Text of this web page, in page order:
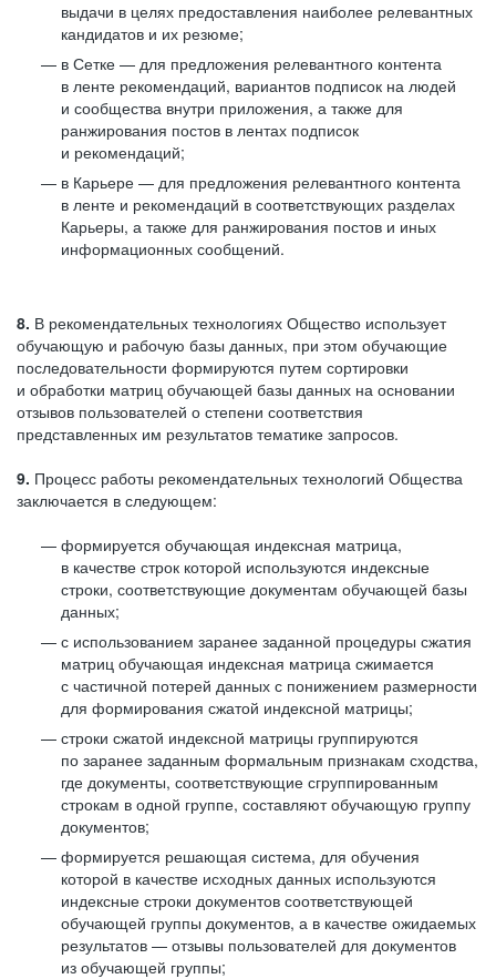
выдачи в целях предоставления наиболее релевантных
кандидатов и их резюме;
в Сетке — для предложения релевантного контента
в ленте рекомендаций, вариантов подписок на людей
и сообщества внутри приложения, а также для
ранжирования постов в лентах подписок
и рекомендаций;
в Карьере — для предложения релевантного контента
в ленте и рекомендаций в соответствующих разделах
Карьеры, а также для ранжирования постов и иных
информационных сообщений.
8. В рекомендательных технологиях Общество использует
обучающую и рабочую базы данных, при этом обучающие
последовательности формируются путем сортировки
и обработки матриц обучающей базы данных на основании
отзывов пользователей о степени соответствия
представленных им результатов тематике запросов.
9. Процесс работы рекомендательных технологий Общества
заключается в следующем:
формируется обучающая индексная матрица,
в качестве строк которой используются индексные
строки, соответствующие документам обучающей базы
данных;
с использованием заранее заданной процедуры сжатия
матриц обучающая индексная матрица сжимается
с частичной потерей данных с понижением размерности
для формирования сжатой индексной матрицы;
строки сжатой индексной матрицы группируются
по заранее заданным формальным признакам сходства,
где документы, соответствующие сгруппированным
строкам в одной группе, составляют обучающую группу
документов;
формируется решающая система, для обучения
которой в качестве исходных данных используются
индексные строки документов соответствующей
обучающей группы документов, а в качестве ожидаемых
результатов — отзывы пользователей для документов
из обучающей группы;